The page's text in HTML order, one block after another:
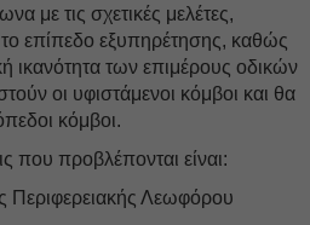
με τις σχετικές μελέτες,
το επίπεδο εξυπηρέτησης, καθώς
ικανότητα των επιμέρους οδικών
οι υφιστάμενοι κόμβοι και θα
κόμβοι.
που προβλέπονται είναι:
Περιφερειακής Λεωφόρου